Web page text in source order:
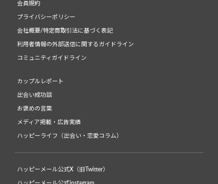
会員規約
プライバシーポリシー
会社概要/特定商取引法に基づく表記
利用者情報の外部送信に関するガイドライン
コミュニティガイドライン
カップルレポート
出会い成功談
お褒めの言葉
メディア掲載・広告実績
ハッピーライフ（出会い・恋愛コラム）
ハッピーメール公式X（旧Twitter）